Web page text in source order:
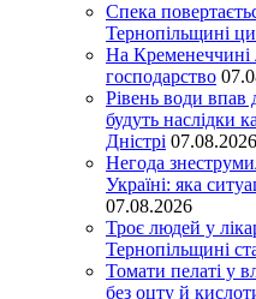
Спека
Тернопільщині
На Кременеччині
господарство
Рівень води впав
будуть наслідки
Дністрі 07.08.2026
Негода
Україні: яка
07.08.2026
Троє людей у
Тернопільщині
Томати пелаті у
без оцту й